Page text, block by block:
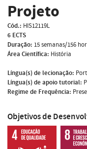
Projeto
Cód.: HIS12119L
6 ECTS
Duração: 15 semanas/156
Área Científica: História
Língua(s) de lecionação:
Língua(s) de apoio tutorial:
Regime de Frequência:
Objetivos de